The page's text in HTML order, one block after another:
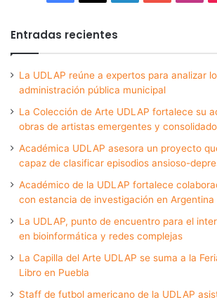
Entradas recientes
La UDLAP reúne a expertos para analizar
administración pública municipal
La Colección de Arte UDLAP fortalece su
obras de artistas emergentes y
Académica UDLAP asesora un proyecto
capaz de clasificar episodios ansioso-
Académico de la UDLAP fortalece
con estancia de investigación en Argentina
La UDLAP, punto de encuentro para el
en bioinformática y redes complejas
La Capilla del Arte UDLAP se suma a la
Libro en Puebla
Staff de futbol americano de la UDLAP